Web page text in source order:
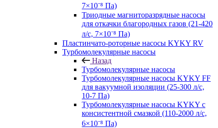
7×10⁻⁸ Па)
Триодные магниторазрядные насосы
для откачки благородных газов (21-420
л/с, 7×10⁻⁸ Па)
Пластинчато-роторные насосы KYKY RV
Турбомолекулярные насосы
Назад
Турбомолекулярные насосы
Турбомолекулярные насосы KYKY FF
для вакуумной изоляции (25-300 л/с,
10-7 Па)
Турбомолекулярные насосы KYKY с
консистентной смазкой (110-2000 л/с,
6×10⁻⁸ Па)